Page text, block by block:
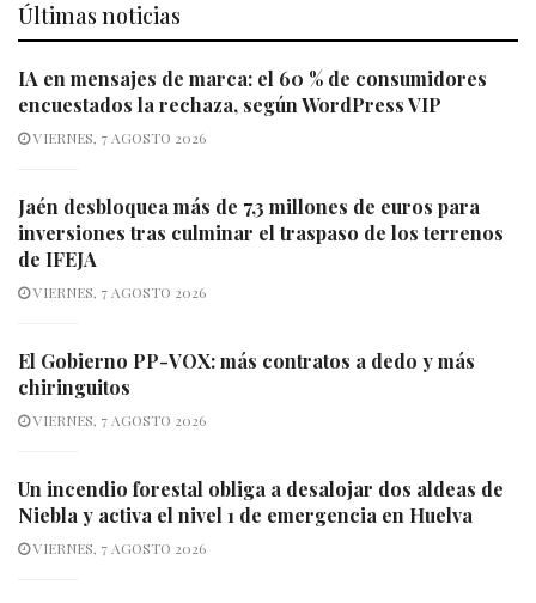
Últimas noticias
IA en mensajes de marca: el 60 % de consumidores
encuestados la rechaza, según WordPress VIP
VIERNES, 7 AGOSTO 2026
Jaén desbloquea más de 7,3 millones de euros para
inversiones tras culminar el traspaso de los terrenos
de IFEJA
VIERNES, 7 AGOSTO 2026
El Gobierno PP-VOX: más contratos a dedo y más
chiringuitos
VIERNES, 7 AGOSTO 2026
Un incendio forestal obliga a desalojar dos aldeas de
Niebla y activa el nivel 1 de emergencia en Huelva
VIERNES, 7 AGOSTO 2026